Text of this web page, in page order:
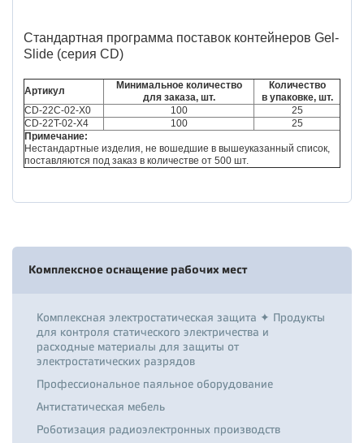
Стандартная программа поставок контейнеров Gel-
Slide (серия CD)
Артикул
Минимальное количество
для заказа, шт.
Количество
в упаковке, шт.
CD-22C-02-X0
100
25
CD-22T-02-X4
100
25
Примечание:
Нестандартные изделия, не вошедшие в вышеуказанный список,
поставляются под заказ в количестве от 500 шт.
Комплексное оснащение рабочих мест
Комплексная электростатическая защита ✦ Продукты
для контроля статического электричества и
расходные материалы для защиты от
электростатических разрядов
Профессиональное паяльное оборудование
Антистатическая мебель
Роботизация радиоэлектронных производств